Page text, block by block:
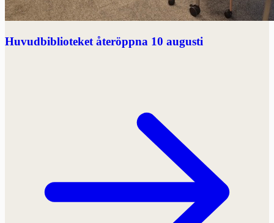
Huvudbiblioteket återöppna 10 augusti